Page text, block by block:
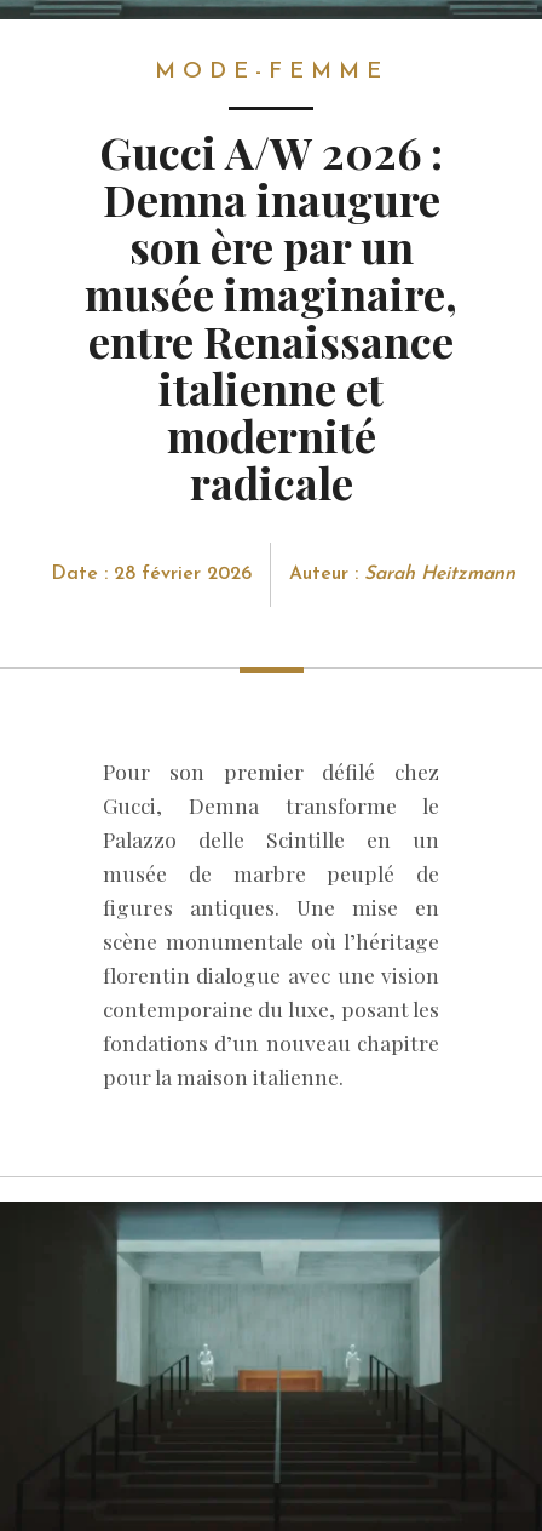
MODE-FEMME
Gucci A/W 2026 :
Demna inaugure
son ère par un
musée imaginaire,
entre Renaissance
italienne et
modernité
radicale
Date : 28 février 2026 Auteur : Sarah Heitzmann
Pour son premier défilé chez
Gucci, Demna transforme le
Palazzo delle Scintille en un
musée de marbre peuplé de
figures antiques. Une mise en
scène monumentale où l’héritage
florentin dialogue avec une vision
contemporaine du luxe, posant les
fondations d’un nouveau chapitre
pour la maison italienne.